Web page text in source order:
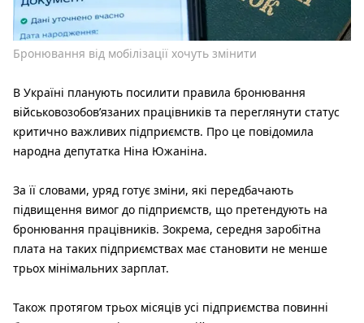
Бронювання від мобілізації хочуть змінити
В Україні планують посилити правила бронювання
військовозобов’язаних працівників та переглянути статус
критично важливих підприємств. Про це повідомила
народна депутатка Ніна Южаніна.
За її словами, уряд готує зміни, які передбачають
підвищення вимог до підприємств, що претендують на
бронювання працівників. Зокрема, середня заробітна
плата на таких підприємствах має становити не менше
трьох мінімальних зарплат.
Також протягом трьох місяців усі підприємства повинні